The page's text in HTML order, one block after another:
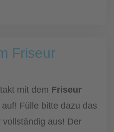
Friseur
mit dem Friseur
auf! Fülle bitte dazu das
aus! Der